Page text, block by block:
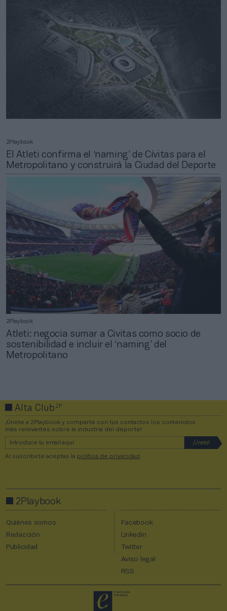
2Playbook
El Atleti confirma el ‘naming’ de Cívitas para el
Metropolitano y construirá la Ciudad del Deporte
2Playbook
Atleti: negocia sumar a Civitas como socio de
sostenibilidad e incluir el ‘naming’ del
Metropolitano
Alta Club2P
¡Únete a 2Playbook y comparte con tus contactos los contenidos
más relevantes sobre la industria del deporte!
Al suscribirte aceptas la política de privacidad
2Playbook
Quiénes somos
Redacción
Publicidad
Facebook
Linkedin
Twitter
Aviso legal
RSS